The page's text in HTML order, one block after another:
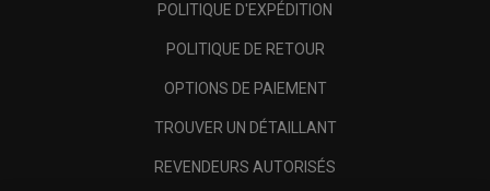
POLITIQUE D'EXPÉDITION
POLITIQUE DE RETOUR
OPTIONS DE PAIEMENT
TROUVER UN DÉTAILLANT
REVENDEURS AUTORISÉS